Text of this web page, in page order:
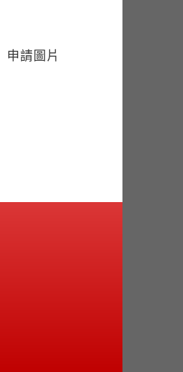
申請圖片